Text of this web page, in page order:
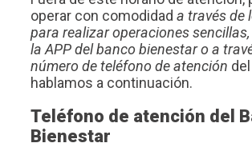
operar con comodidad a través de
para realizar operaciones
la APP del banco bienestar o a
número de teléfono de atención
hablamos a continuación.
Teléfono de atención del
Bienestar